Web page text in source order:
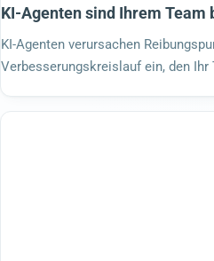
KI-Agenten sind Ihrem
KI-Agenten verursachen
Verbesserungskreislauf ein, den Ihr